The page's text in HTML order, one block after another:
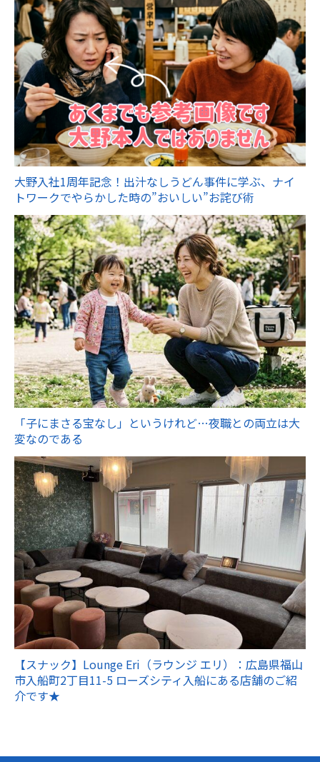
大野入社1周年記念！出汁なしうどん事件に学ぶ、ナイ
トワークでやらかした時の”おいしい”お詫び術
「子にまさる宝なし」というけれど…夜職との両立は大
変なのである
【スナック】Lounge Eri（ラウンジ エリ）：広島県福山
市入船町2丁目11-5 ローズシティ入船にある店舗のご紹
介です★